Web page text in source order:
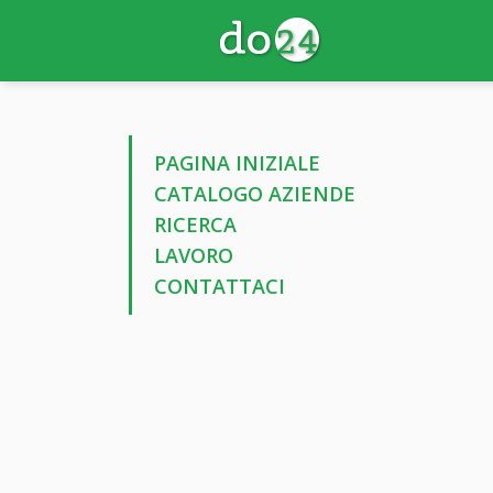
PAGINA INIZIALE
CATALOGO AZIENDE
RICERCA
LAVORO
CONTATTACI